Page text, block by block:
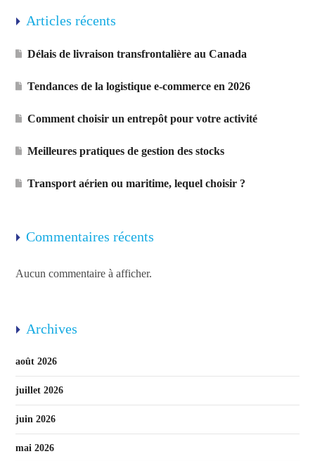
Articles récents
Délais de livraison transfrontalière au Canada
Tendances de la logistique e-commerce en 2026
Comment choisir un entrepôt pour votre activité
Meilleures pratiques de gestion des stocks
Transport aérien ou maritime, lequel choisir ?
Commentaires récents
Aucun commentaire à afficher.
Archives
août 2026
juillet 2026
juin 2026
mai 2026